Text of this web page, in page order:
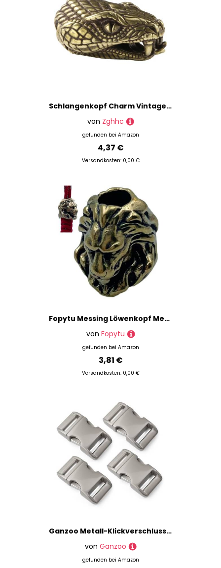
Schlangenkopf Charm Vintage Kupfer Paracord Charm Lanyard Spacer Perlen Schlüsselanhänger Anhänger Schlüsselanhänger Schlüsselanhänger Zubehör
von Zghhc
gefunden bei Amazon
4,37 €
Versandkosten: 0,00 €
Fopytu Messing Löwenkopf Messer Lanyard Perlen Outdoor Paracord Anhänger Vintage Löwe Charms Handmade DIY Regenschirm Seil Zubehör
von Fopytu
gefunden bei Amazon
3,81 €
Versandkosten: 0,00 €
Ganzoo Metall-Klickverschluss Alumaxx, Set aus 4 Stück, 1" / Klippverschluss/Steckschließer/Steckverschluss für Paracord-Armbänder, Hunde-Halsbänder, Rucksack, Oberfläche Silber matt
von Ganzoo
gefunden bei Amazon